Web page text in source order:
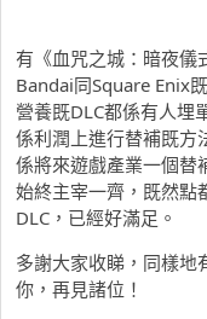
有《血咒之城：暗夜儀
Bandai同Square Enix
營養既DLC都係有人埋
係利潤上進行替補既方
係將來遊戲產業一個替
始終主宰一齊，既然點
DLC，已經好滿足。
多謝大家收睇，同樣地
你，再見諸位！